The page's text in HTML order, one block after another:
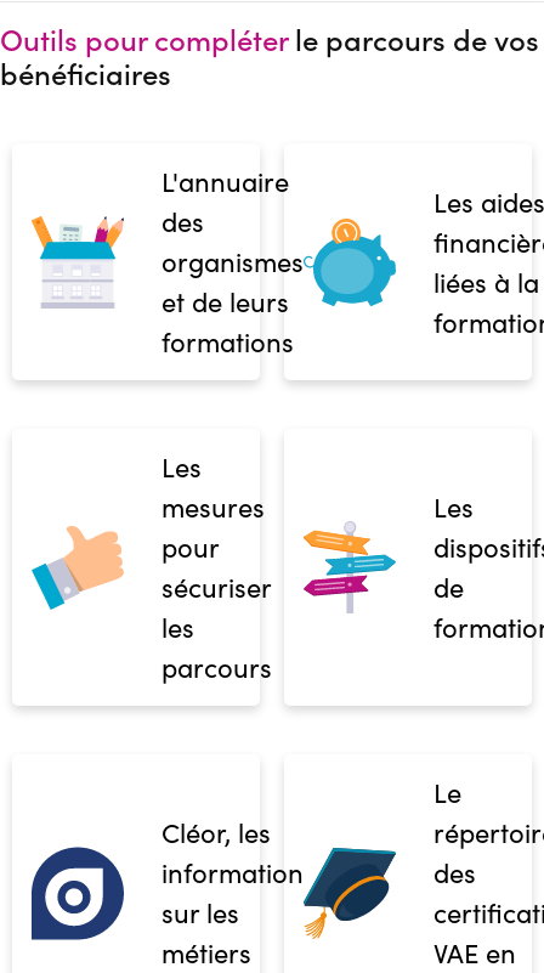
Outils pour compléterle parcours de vos
bénéficiaires
L'annuaire
des
organismes
et de leurs
formations
Les aides
liées à la
Les
mesures
pour
sécuriser
les
parcours
Les
de
Cléor, les
informations
sur les
métiers
Le
des
VAE en